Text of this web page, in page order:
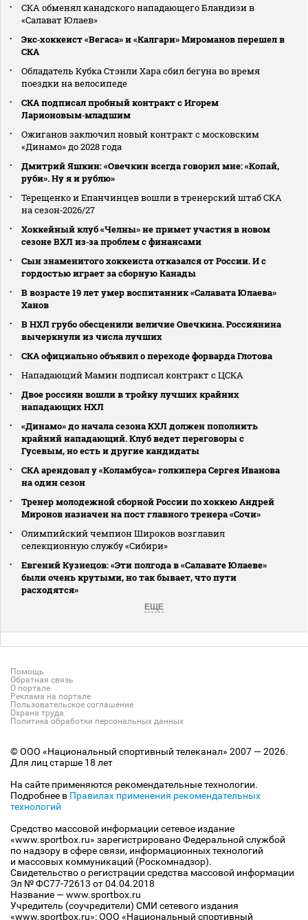
СКА обменял канадского нападающего Бландизи в
«Салават Юлаев»
Экс‑хоккеист «Вегаса» и «Калгари» Мироманов перешел в
СКА
Обладатель Кубка Стэнли Хара сбил бегуна во время
поездки на велосипеде
СКА подписал пробный контракт с Игорем
Ларионовым‑младшим
Ожиганов заключил новый контракт с московским
«Динамо» до 2028 года
Дмитрий Яшкин: «Овечкин всегда говорил мне: «Копай,
руби». Ну я и рублю»
Терещенко и Епанчинцев вошли в тренерский штаб СКА
на сезон‑2026/27
Хоккейный клуб «Челны» не примет участия в новом
сезоне ВХЛ из‑за проблем с финансами
Сын знаменитого хоккеиста отказался от России. И с
гордостью играет за сборную Канады
В возрасте 19 лет умер воспитанник «Салавата Юлаева»
Ханов
В НХЛ грубо обесценили величие Овечкина. Россиянина
вычеркнули из числа лучших
СКА официально объявил о переходе форварда Глотова
Нападающий Мамин подписал контракт с ЦСКА
Двое россиян вошли в тройку лучших крайних
нападающих НХЛ
«Динамо» до начала сезона КХЛ должен пополнить
крайний нападающий. Клуб ведет переговоры с
Гусевым, но есть и другие кандидаты
СКА арендовал у «Коламбуса» голкипера Сергея Иванова
на один сезон
Тренер молодежной сборной России по хоккею Андрей
Миронов назначен на пост главного тренера «Сочи»
Олимпийский чемпион Широков возглавил
селекционную службу «Сибири»
Евгений Кузнецов: «Эти полгода в «Салавате Юлаеве»
были очень крутыми, но так бывает, что пути
расходятся»
ЕЩЕ
Помощь
Обратная связь
О портале
Реклама на портале
Пользовательское соглашение
Охрана труда
Политика обработки персональных данных
© ООО «Национальный спортивный телеканал» 2007 — 2026.
Для лиц старше 18 лет
На сайте применяются рекомендательные технологии.
Подробнее в Правилах применения рекомендательных
технологий
Средство массовой информации сетевое издание
«www.sportbox.ru» зарегистрировано Федеральной службой
по надзору в сфере связи, информационных технологий
и массовых коммуникаций (Роскомнадзор).
Свидетельство о регистрации средства массовой информации
Эл № ФС77-72613 от 04.04.2018
Название — www.sportbox.ru
Учредитель (соучредители) СМИ сетевого издания
«www.sportbox.ru»: ООО «Национальный спортивный